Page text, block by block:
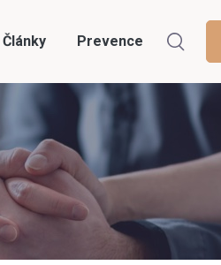
Články Prevence